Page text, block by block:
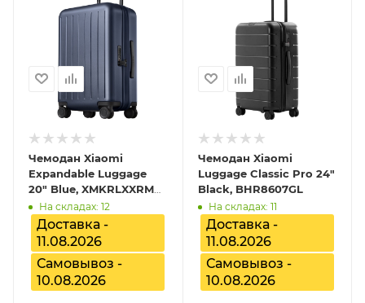
Чемодан Xiaomi
Expandable Luggage
20" Blue, XMKRLXXRM
BHR9452GL
На складах: 12
Доставка -
11.08.2026
Самовывоз -
10.08.2026
Чемодан Xiaomi
Luggage Classic Pro 24"
Black, BHR8607GL
На складах: 11
Доставка -
11.08.2026
Самовывоз -
10.08.2026